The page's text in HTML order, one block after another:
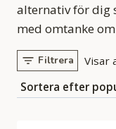
alternativ för dig
med omtanke
Filtrera Visar